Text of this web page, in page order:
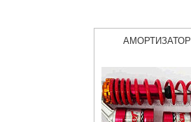
АМОРТИЗАТОР